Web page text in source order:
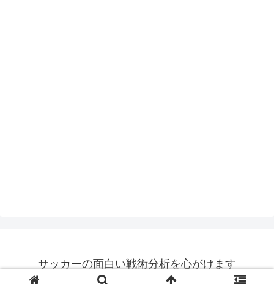
サッカーの面白い戦術分析を心がけます
© 2015 サッカーの面白い戦術分析を心がけます.